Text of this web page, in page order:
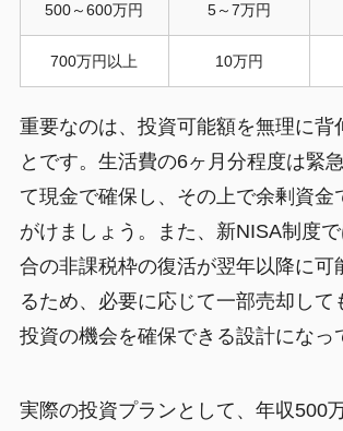
500～600万円 5～7万円
700万円以上 10万円
重要なのは、投資可能額を無理に背
とです。生活費の6ヶ月分程度は緊
て現金で確保し、その上で余剰資金
がけましょう。また、新NISA制度
合の非課税枠の復活が翌年以降に可
るため、必要に応じて一部売却して
投資の機会を確保できる設計になっ
実際の投資プランとして、年収500